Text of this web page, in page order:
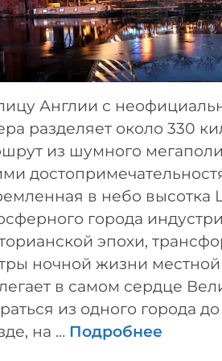
Англии с
разделяет около 330
из шумного
в небо высотка
города
эпохи,
ночной жизни
в самом сердце
из одного города
на … Подробнее